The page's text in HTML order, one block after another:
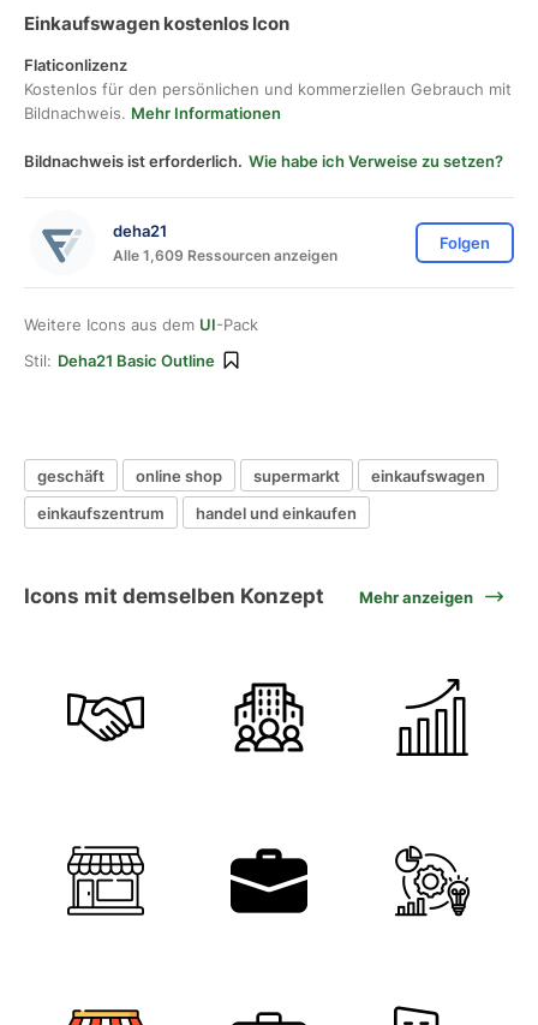
Einkaufswagen kostenlos Icon
Flaticonlizenz
Kostenlos für den persönlichen und kommerziellen Gebrauch mit
Bildnachweis. Mehr Informationen
Bildnachweis ist erforderlich. Wie habe ich Verweise zu setzen?
deha21
Alle 1,609 Ressourcen anzeigen
Folgen
Weitere Icons aus dem UI-Pack
Stil: Deha21 Basic Outline
geschäft online shop supermarkt
einkaufswagen
einkaufszentrum
handel und einkaufen
Icons mit demselben Konzept Mehr anzeigen